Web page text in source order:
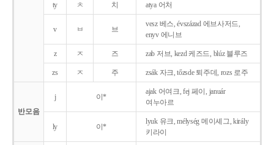
ty ㅊ 치 atya 어처
v ㅂ 브
vesz 베스, évszázad 에브사저드,
enyv 에니브
z ㅈ 즈 zab 저브, kezd 케즈드, blúz 블루즈
zs ㅈ 주 zsák 자크, tőzsde 퇴주데, rozs 로주
반모음
j 이*
ajak 어여크, fej 페이, január
여누아르
ly 이*
lyuk 유크, mélység 메이셰그, király
키라이